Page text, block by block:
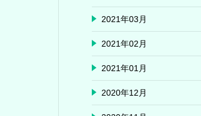
2021年03月
2021年02月
2021年01月
2020年12月